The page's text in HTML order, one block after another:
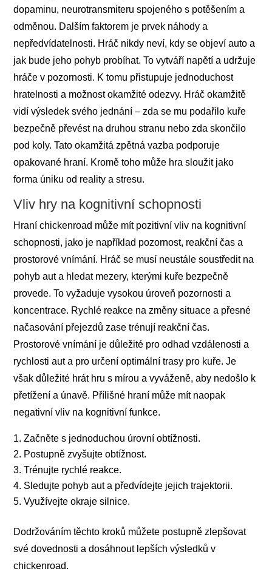
dopaminu, neurotransmiteru spojeného s potěšením a
odměnou. Dalším faktorem je prvek náhody a
nepředvídatelnosti. Hráč nikdy neví, kdy se objeví auto a
jak bude jeho pohyb probíhat. To vytváří napětí a udržuje
hráče v pozornosti. K tomu přistupuje jednoduchost
hratelnosti a možnost okamžité odezvy. Hráč okamžitě
vidí výsledek svého jednání – zda se mu podařilo kuře
bezpečně převést na druhou stranu nebo zda skončilo
pod koly. Tato okamžitá zpětná vazba podporuje
opakované hraní. Kromě toho může hra sloužit jako
forma úniku od reality a stresu.
Vliv hry na kognitivní schopnosti
Hraní chickenroad může mít pozitivní vliv na kognitivní
schopnosti, jako je například pozornost, reakční čas a
prostorové vnímání. Hráč se musí neustále soustředit na
pohyb aut a hledat mezery, kterými kuře bezpečně
provede. To vyžaduje vysokou úroveň pozornosti a
koncentrace. Rychlé reakce na změny situace a přesné
načasování přejezdů zase trénují reakční čas.
Prostorové vnímání je důležité pro odhad vzdálenosti a
rychlosti aut a pro určení optimální trasy pro kuře. Je
však důležité hrát hru s mírou a vyváženě, aby nedošlo k
přetížení a únavě. Přílišné hraní může mít naopak
negativní vliv na kognitivní funkce.
Začněte s jednoduchou úrovní obtížnosti.
Postupně zvyšujte obtížnost.
Trénujte rychlé reakce.
Sledujte pohyb aut a předvídejte jejich trajektorii.
Využívejte okraje silnice.
Dodržováním těchto kroků můžete postupně zlepšovat
své dovednosti a dosáhnout lepších výsledků v
chickenroad.